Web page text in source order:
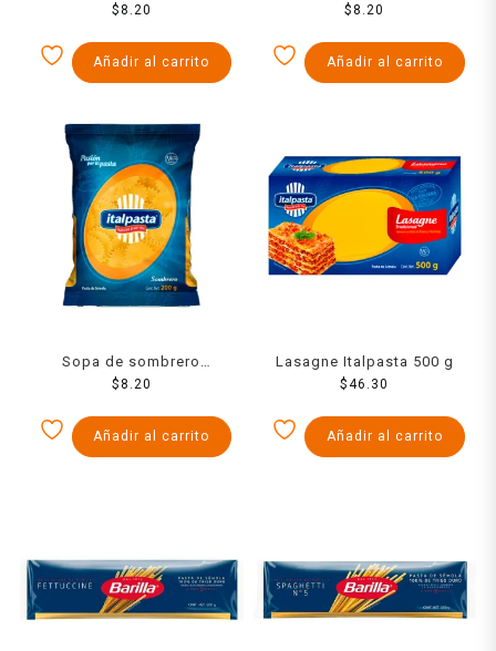
chico 200 g
$ 8.20
Añadir al carrito
Italpasta 180 g
$ 8.20
Añadir al carrito
Sopa de sombrero
Italpasta 200 g
$ 8.20
Añadir al carrito
Lasagne Italpasta 500 g
$46.30
Añadir al carrito